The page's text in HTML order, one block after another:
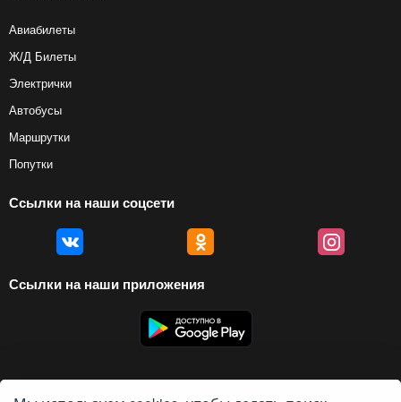
Авиабилеты
Ж/Д Билеты
Электрички
Автобусы
Маршрутки
Попутки
Ссылки на наши соцсети
Ссылки на наши приложения